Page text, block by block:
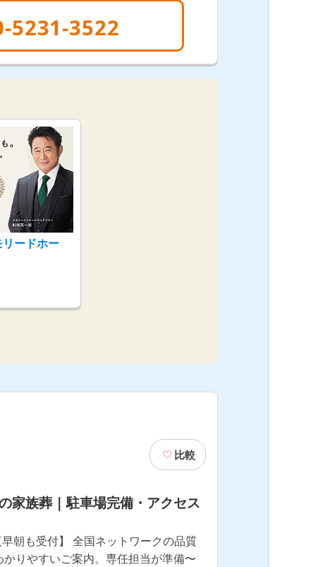
5231-3522
ードホー
比較
家族葬 | 駐車場完備・アクセス
早朝も受付】 全国ネットワークの品質
りやすいご案内。専任担当が準備〜